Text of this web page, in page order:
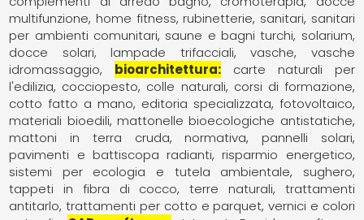
multifunzione home fitness rubinetterie sanitari sanitari
per ambienti comunitari saune e bagni turchi solarium,
docce solari, lampade trifacciali
vasche
vasche
idromassaggio
bioarchitettura
carte naturali per
l'edilizia cocciopesto colle naturali corsi di formazione
cotto fatto a mano editoria specializzata fotovoltaico
materiali bioedili mattonelle bioecologiche antistatiche
mattoni in terra cruda
normativa
pannelli solari
pavimenti e battiscopa radianti risparmio energetico
sistemi per ecologia e tutela ambientale
sughero
tappeti in fibra di cocco
terre naturali
trattamenti
antitarlo trattamenti per cotto e parquet vernici e colori